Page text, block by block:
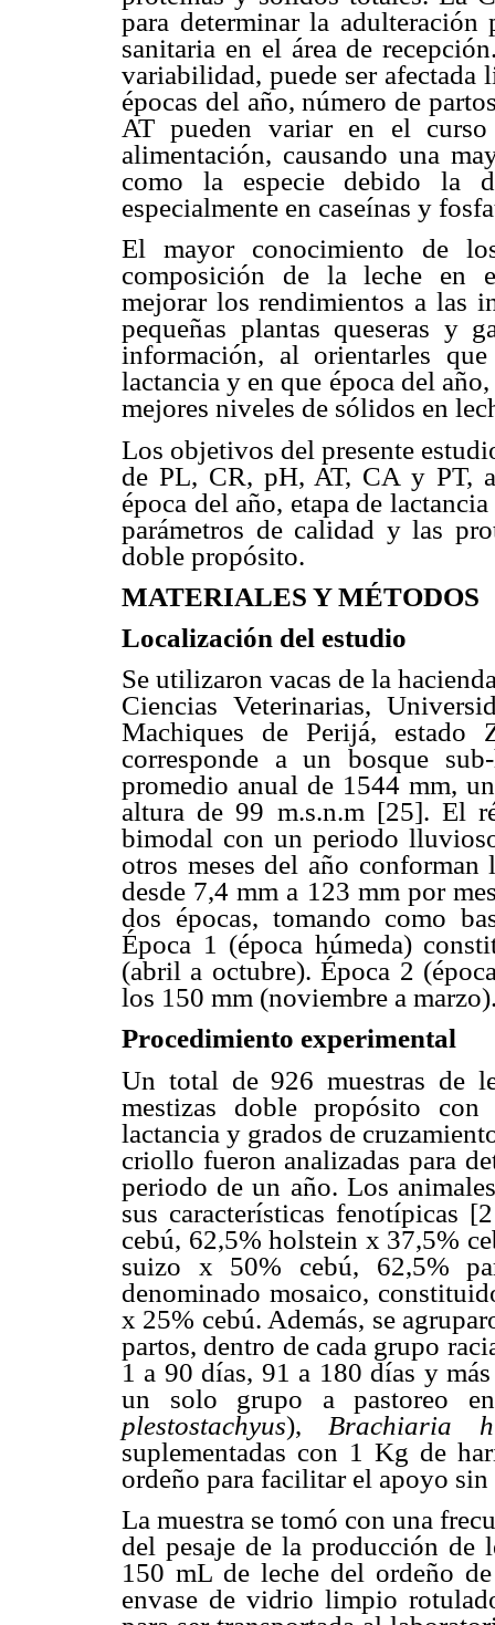
para determinar la
sanitaria en el área de
variabilidad, puede ser afectada
épocas del año, número de
AT pueden variar en el
alimentación, causando una
como la especie debido la
especialmente en caseínas y
El mayor conocimiento de
composición de la leche en
mejorar los rendimientos a las
pequeñas plantas queseras y
información, al orientarles
lactancia y en que época del
mejores niveles de sólidos en
Los objetivos del presente
de PL, CR, pH, AT, CA y PT,
época del año, etapa de
parámetros de calidad y las
doble propósito.
MATERIALES Y MÉTODOS
Localización del estudio
Se utilizaron vacas de la
Ciencias Veterinarias,
Machiques de Perijá,
corresponde a un bosque
promedio anual de 1544 mm,
altura de 99 m.s.n.m [25]. El
bimodal con un periodo
otros meses del año conforman
desde 7,4 mm a 123 mm por
dos épocas, tomando como
Época 1 (época húmeda)
(abril a octubre). Época 2
los 150 mm (noviembre a
Procedimiento experimental
Un total de 926 muestras de
mestizas doble propósito
lactancia y grados de
criollo fueron analizadas para
periodo de un año. Los
sus características fenotípicas
cebú, 62,5% holstein x 37,5%
suizo x 50% cebú, 62,5%
denominado mosaico,
x 25% cebú. Además, se
partos, dentro de cada grupo
1 a 90 días, 91 a 180 días y
un solo grupo a pastoreo
plestostachyus), Brachiaria
suplementadas con 1 Kg de
ordeño para facilitar el apoyo sin
La muestra se tomó con una
del pesaje de la producción de
150 mL de leche del ordeño
envase de vidrio limpio